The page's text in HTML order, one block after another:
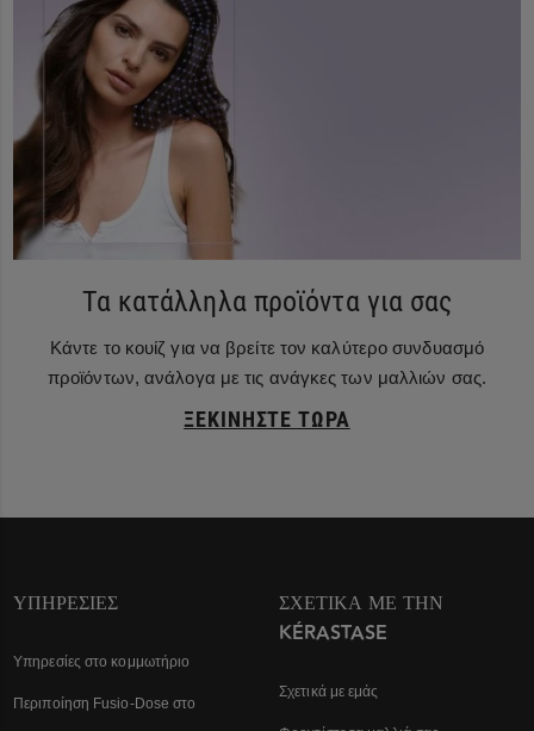
Τα κατάλληλα προϊόντα για σας
Κάντε το κουίζ για να βρείτε τον καλύτερο συνδυασμό
προϊόντων, ανάλογα με τις ανάγκες των μαλλιών σας.
ΞΕΚΙΝΉΣΤΕ ΤΏΡΑ
ΥΠΗΡΕΣΊΕΣ
Υπηρεσίες στο κομμωτήριο
Περιποίηση Fusio-Dose στο
ΣΧΕΤΙΚΆ ΜΕ ΤΗΝ
KÉRASTASE
Σχετικά με εμάς